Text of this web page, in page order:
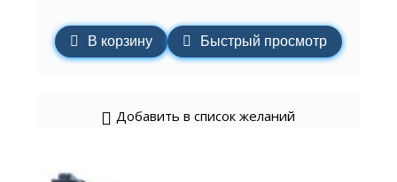
В корзину Быстрый просмотр
Добавить в список желаний